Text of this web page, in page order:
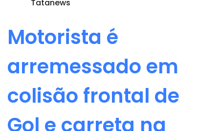
Tatanews
Motorista é
arremessado em
colisão frontal de
Gol e carreta na